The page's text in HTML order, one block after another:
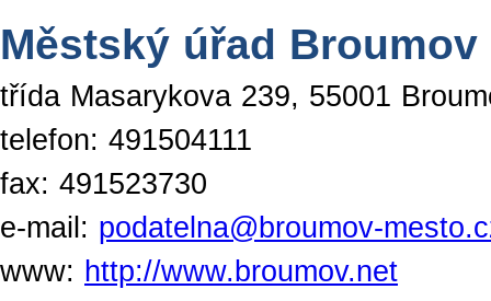
Městský úřad Broumov
třída Masarykova 239, 55001
telefon: 491504111
fax: 491523730
e-mail: podatelna@broumov-
www: http://www.broumov.net